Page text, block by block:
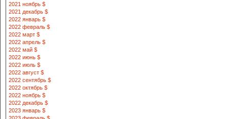
2021 ноябрь $
2021 декабрь $
2022 январь $
2022 февраль $
2022 март $
2022 апрель $
2022 май $
2022 июнь $
2022 июль $
2022 август $
2022 сентябрь $
2022 октябрь $
2022 ноябрь $
2022 декабрь $
2023 январь $